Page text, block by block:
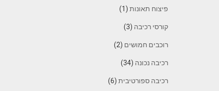
פיצוח תאונות(1)
קורסי רכיבה (3)
רוכבים חמושים (2)
רכיבה נכונה (34)
רכיבה ספורטיבית(6)